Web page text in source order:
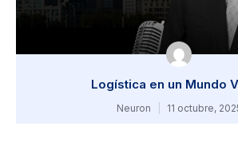
Logística en un Mundo
Neuron 11 octubre,